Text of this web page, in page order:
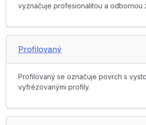
vyznačuje profesionalitou a odbornou
Profilovaný
Profilovaný se označuje povrch s
vyfrézovanými profily.